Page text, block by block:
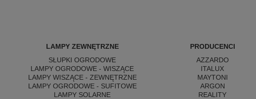
LAMPY ZEWNĘTRZNE
SŁUPKI OGRODOWE
LAMPY OGRODOWE - WISZĄCE
LAMPY WISZĄCE - ZEWNĘTRZNE
LAMPY OGRODOWE - SUFITOWE
LAMPY SOLARNE
PRODUCENCI
AZZARDO
ITALUX
MAYTONI
ARGON
REALITY